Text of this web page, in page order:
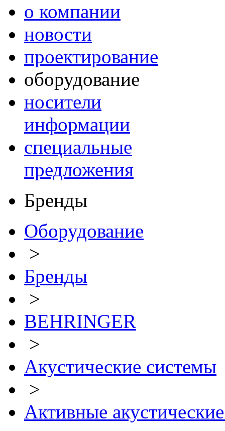
о компании
новости
проектирование
оборудование
носители
информации
специальные
предложения
Бренды
Оборудование
>
Бренды
>
BEHRINGER
>
Акустические системы
>
Активные